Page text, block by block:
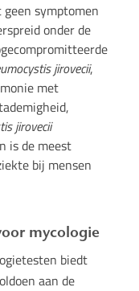
symptomen
onder de
jirovecii,
met
jirovecii
is de meest
bij mensen
mycologie
biedt
aan de